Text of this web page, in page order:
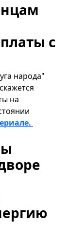
с
народа"
на